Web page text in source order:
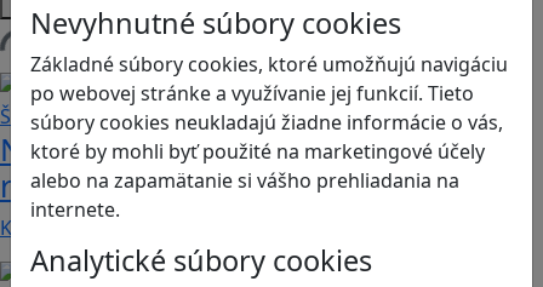
Nevyhnutné súbory cookies
Základné súbory cookies, ktoré umožňujú navigáciu
po webovej stránke a využívanie jej funkcií. Tieto
súbory cookies neukladajú žiadne informácie o vás,
ktoré by mohli byť použité na marketingové účely
alebo na zapamätanie si vášho prehliadania na
internete.
Analytické súbory cookies
Načítam blogy
Návod pre rodičov: Ako na výber
rodičovského zámku? Štvrtá časť
Kvalitné aplikácie, ktoré ponúkajú bezpečné…